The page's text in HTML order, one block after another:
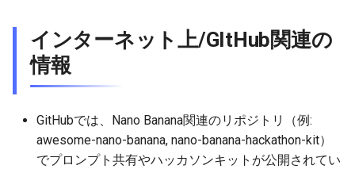
2026-05-19
2026-05-17
2026-05-16
2025-11-03
2025-11-01
2025-10-31
2026-05-19
2026-05-17
2026-05-16
2025-11-03
2025-11-01
2025-10-31
2026-05-16
2026-05-15
2026-05-14
2026-05-13
2026-05-15
2026-05-13
2026-05-12
2025-11-03
2025-11-01
2025-10-31
2026-05-18
インターネット上/GItHub関連の
情報
GitHubでは、Nano Banana関連のリポジトリ（例:
awesome-nano-banana, nano-banana-hackathon-kit）
でプロンプト共有やハッカソンキットが公開されてい